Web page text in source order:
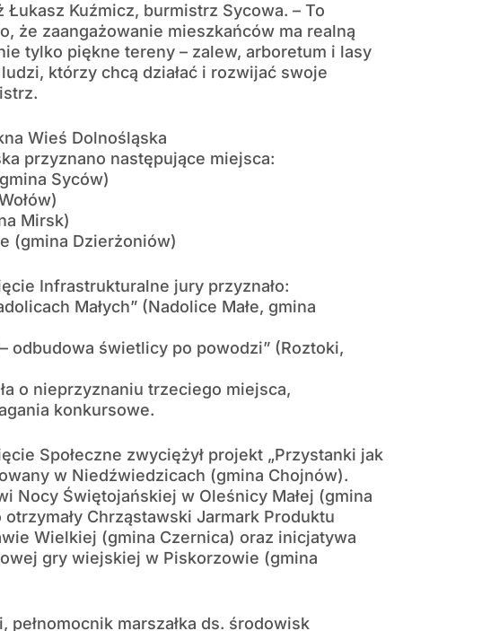
Kuźmicz, burmistrz Sycowa. – To
że zaangażowanie mieszkańców ma realną
tylko piękne tereny – zalew, arboretum i lasy
którzy chcą działać i rozwijać swoje
Wieś Dolnośląska
przyznano następujące miejsca:
Syców)
Mirsk)
(gmina Dzierżoniów)
Infrastrukturalne jury przyznało:
Małych” (Nadolice Małe, gmina
odbudowa świetlicy po powodzi” (Roztoki,
o nieprzyznaniu trzeciego miejsca,
konkursowe.
Społeczne zwyciężył projekt „Przystanki jak
w Niedźwiedzicach (gmina Chojnów).
Nocy Świętojańskiej w Oleśnicy Małej (gmina
Chrząstawski Jarmark Produktu
Wielkiej (gmina Czernica) oraz inicjatywa
gry wiejskiej w Piskorzowie (gmina
pełnomocnik marszałka ds. środowisk